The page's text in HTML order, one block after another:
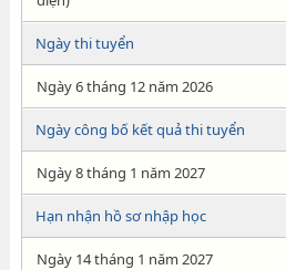
Ngày thi tuyển
Ngày 6 tháng 12 năm 2026
Ngày công bố kết quả thi tuyển
Ngày 8 tháng 1 năm 2027
Hạn nhận hồ sơ nhập học
Ngày 14 tháng 1 năm 2027